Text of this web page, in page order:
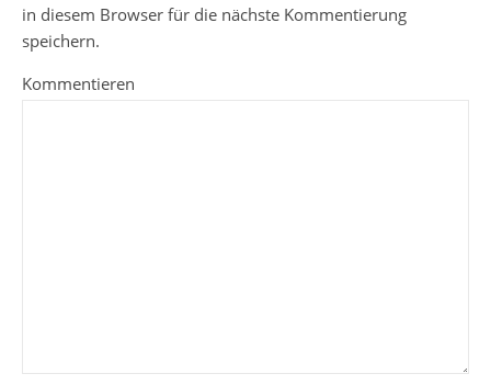
in diesem Browser für die nächste Kommentierung
speichern.
Kommentieren